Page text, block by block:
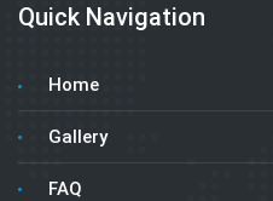
Quick Navigation
Home
Gallery
FAQ